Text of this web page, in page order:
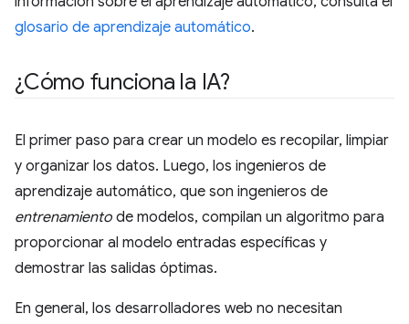
glosario de aprendizaje automático.
¿Cómo funciona la IA?
El primer paso para crear un modelo es recopilar, limpiar
y organizar los datos. Luego, los ingenieros de
aprendizaje automático, que son ingenieros de
entrenamiento de modelos, compilan un algoritmo para
proporcionar al modelo entradas específicas y
demostrar las salidas óptimas.
En general, los desarrolladores web no necesitan